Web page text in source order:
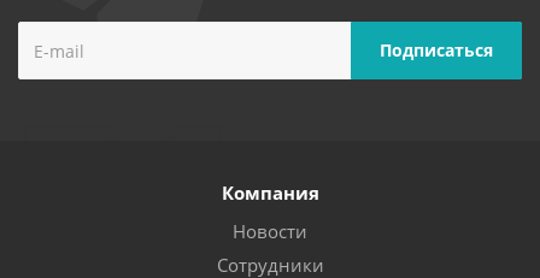
Компания
Новости
Сотрудники